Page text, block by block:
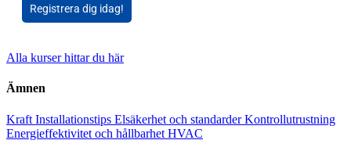
Registrera dig idag!
Alla kurser hittar du här
Ämnen
Kraft Installationstips Elsäkerhet och standarderKontrollutrustning
Energieffektivitet och hållbarhet HVAC